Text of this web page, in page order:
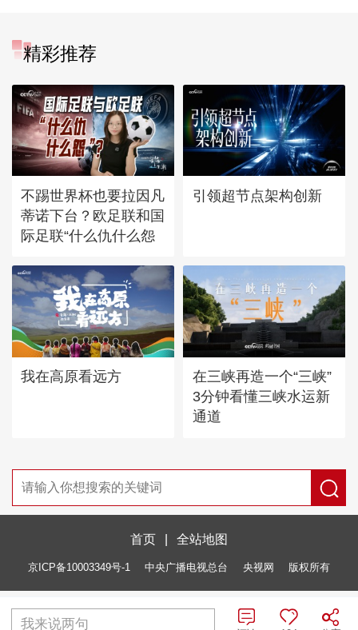
精彩推荐
不踢世界杯也要拉因凡
蒂诺下台？欧足联和国
际足联“什么仇什么怨
引领超节点架构创新
我在高原看远方
在三峡再造一个“三峡”
3分钟看懂三峡水运新
通道
首页 全站地图
京ICP备10003349号-1 中央广播电视总台 央视网 版权所有
我来说两句